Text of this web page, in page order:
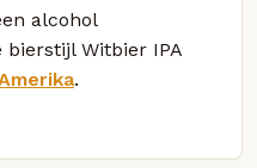
alcohol
bierstijl Witbier IPA
.